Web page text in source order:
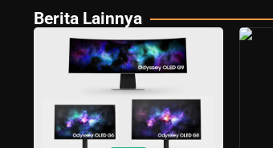
Berita Lainnya